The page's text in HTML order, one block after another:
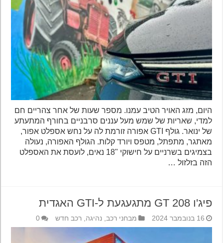
היום, מזג האויר הטיב עמנו. מספר שעות של אחר צהריים חם
למדי, שאריות של שמש מעל עננים סרבניים בחורף המתעתע
של ינואר. גולף GTI אפורה זורמת לה על נחש אספלט אפור,
מאתגר, מתפתל, מטפס ויורד קלות. הגולף האפורה, נעולה
בצמיגים בשרניים על חישוקי "18 נאים, לועסת את האספלט
הזה בזלזול …
פיג'ו 208 GT מתגעגעת ל-GTI האגדית
16 בנובמבר 2024 מבחני רכב,נהיגה,רכב חדש 0